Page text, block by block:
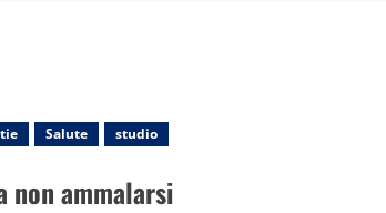
Salute studio
non ammalarsi